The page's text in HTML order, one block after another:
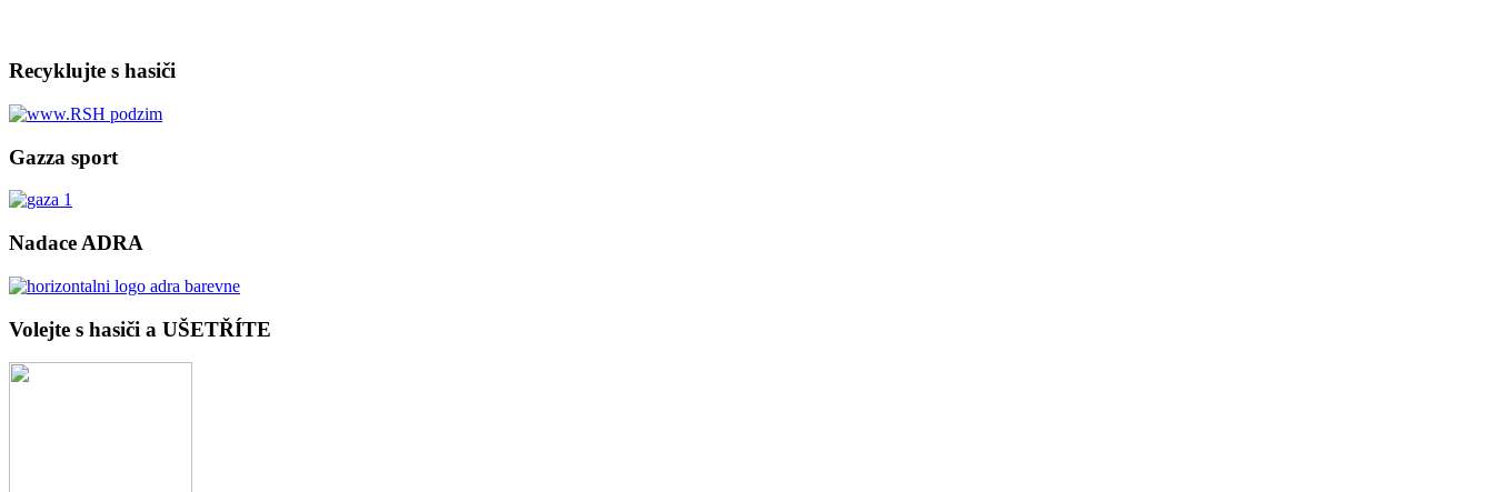
Recyklujte s hasiči
Gazza sport
Nadace ADRA
Volejte s hasiči a UŠETŘÍTE